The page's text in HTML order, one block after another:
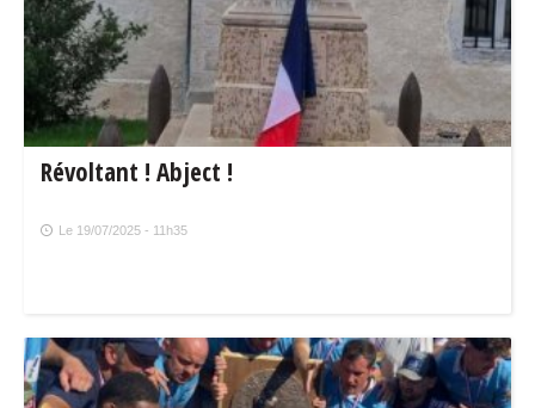
Révoltant ! Abject !
Le 19/07/2025 - 11h35